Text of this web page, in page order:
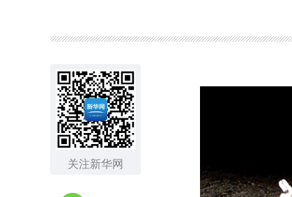
关注新华网